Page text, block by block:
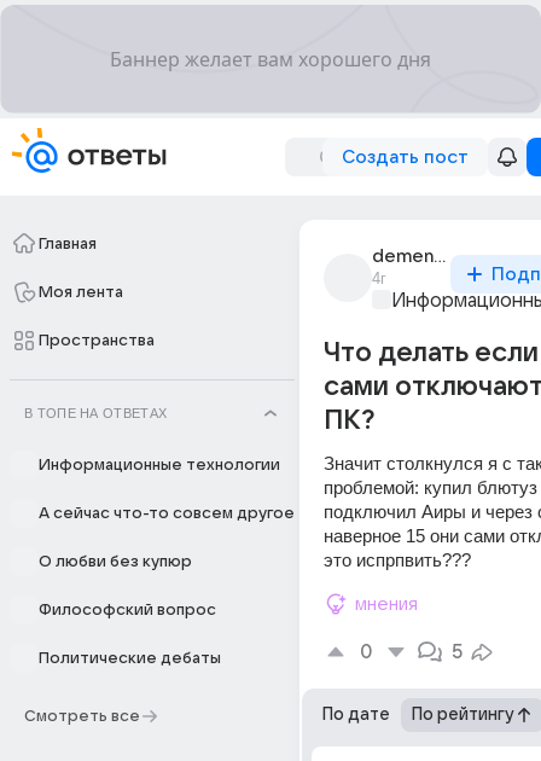
Создать пост
Главная
Моя лента
Пространства
В ТОПЕ НА ОТВЕТАХ
Информационные технологии
А сейчас что-то совсем другое
О любви без купюр
Философский вопрос
Политические дебаты
Смотреть все
dementii_pashko_4
4г
Что делать
сами
ПК?
Значит столкнулся я с
проблемой: купил блютуз
подключил Аиры и через
наверное 15 они сами
это испрпвить???
мнения
0 5
По дате По рейтингу